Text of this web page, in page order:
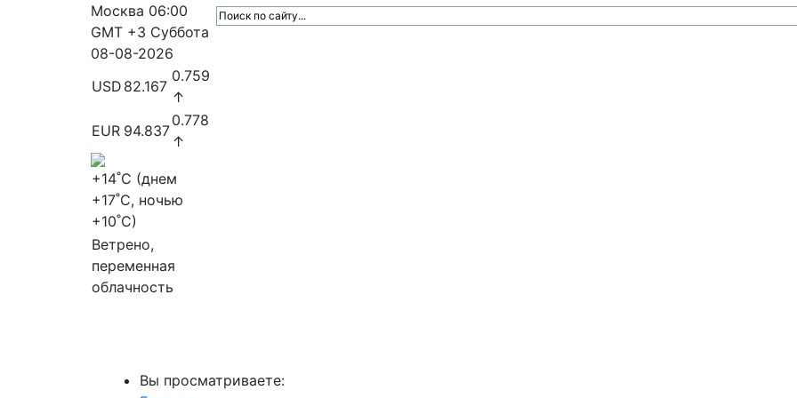
Москва 06:00
GMT +3 Суббота
08-08-2026
USD 82.167
0.759
↑
EUR 94.837
0.778
↑
+14˚C (днем
+17˚C, ночью
+10˚C)
Ветрено,
переменная
облачность
Вы просматриваете: